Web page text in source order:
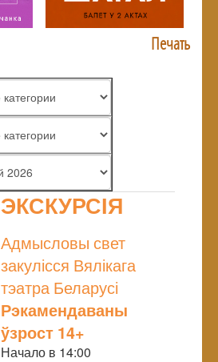
Печать
ЭКСКУРСІЯ
Адмысловы свет
закулісся Вялікага
тэатра Беларусі
Рэкамендаваны
ўзрост 14+
Начало в 14:00